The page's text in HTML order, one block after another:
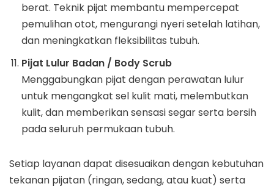
berat. Teknik pijat membantu mempercepat
pemulihan otot, mengurangi nyeri setelah latihan,
dan meningkatkan fleksibilitas tubuh.
Pijat Lulur Badan / Body Scrub
Menggabungkan pijat dengan perawatan lulur
untuk mengangkat sel kulit mati, melembutkan
kulit, dan memberikan sensasi segar serta bersih
pada seluruh permukaan tubuh.
Setiap layanan dapat disesuaikan dengan kebutuhan
tekanan pijatan (ringan, sedang, atau kuat) serta